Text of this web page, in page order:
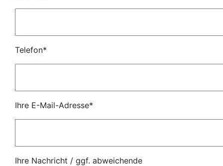
Telefon*
Ihre E-Mail-Adresse*
Ihre Nachricht / ggf. abweichende